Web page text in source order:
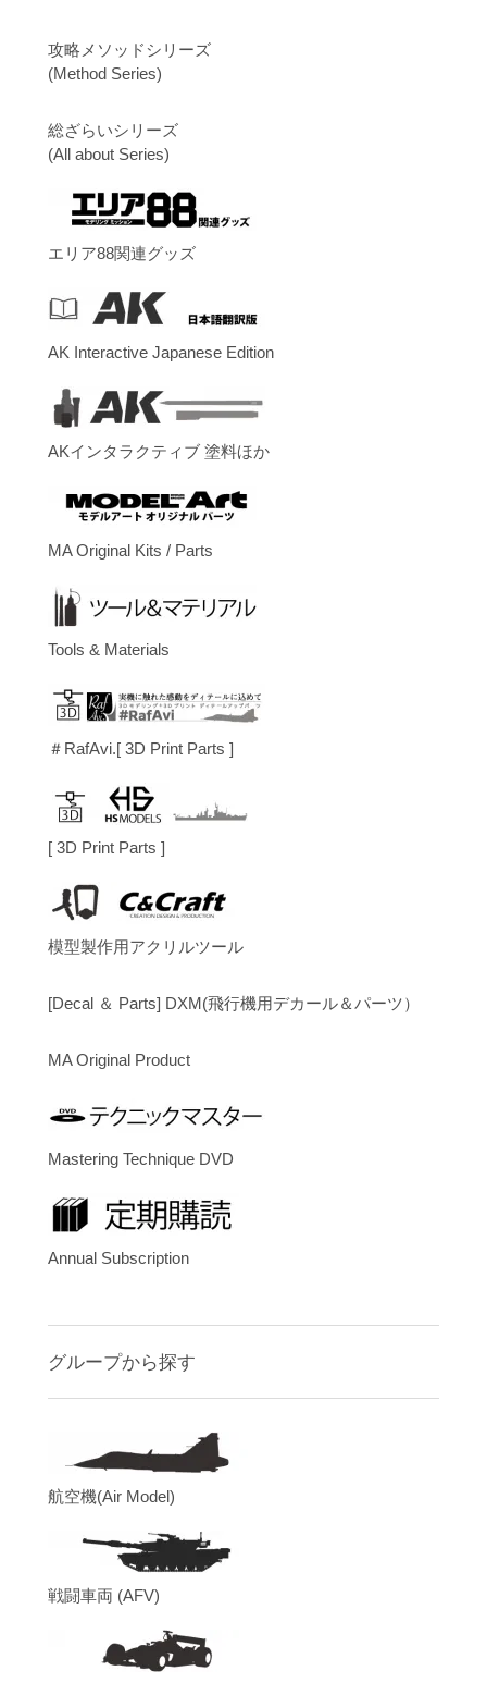
攻略メソッドシリーズ
(Method Series)
総ざらいシリーズ
(All about Series)
エリア88関連グッズ
AK Interactive Japanese Edition
AKインタラクティブ 塗料ほか
MA Original Kits / Parts
Tools & Materials
＃RafAvi.[ 3D Print Parts ]
[ 3D Print Parts ]
模型製作用アクリルツール
[Decal ＆ Parts] DXM(飛行機用デカール＆パーツ）
MA Original Product
Mastering Technique DVD
Annual Subscription
グループから探す
航空機(Air Model)
戦闘車両 (AFV)